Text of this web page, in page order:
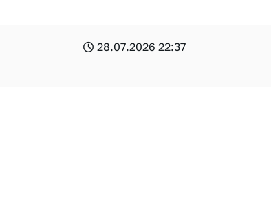
28.07.2026 22:37